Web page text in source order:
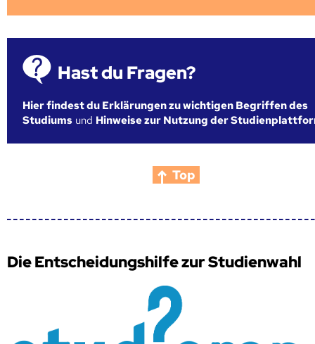
Hast du Fragen?
Hier findest du Erklärungen zu wichtigen Begriffen des
Studiums und Hinweise zur Nutzung der
Top
Die Entscheidungshilfe zur Studienwahl